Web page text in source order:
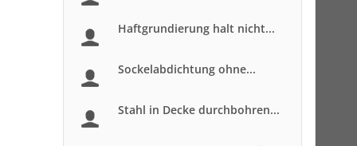
Haftgrundierung halt nicht...
Sockelabdichtung ohne...
Stahl in Decke durchbohren...